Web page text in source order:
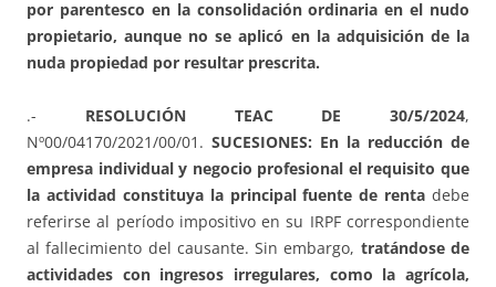
por parentesco en la consolidación ordinaria en el nudo
propietario, aunque no se aplicó en la adquisición de la
nuda propiedad por resultar prescrita.
.- RESOLUCIÓN TEAC DE 30/5/2024,
Nº00/04170/2021/00/01. SUCESIONES: En la reducción de
empresa individual y negocio profesional el requisito que
la actividad constituya la principal fuente de renta debe
referirse al período impositivo en su IRPF correspondiente
al fallecimiento del causante. Sin embargo, tratándose de
actividades con ingresos irregulares, como la agrícola,